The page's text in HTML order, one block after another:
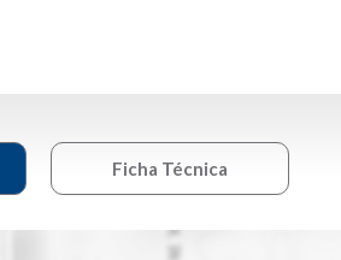
Ficha Técnica